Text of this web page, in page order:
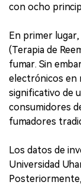
con ocho
En primer
(Terapia de
fumar. Sin
electrónicos en
significativo de
consumidores
fumadores
Los datos de
Universidad